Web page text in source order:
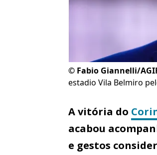
© Fabio Giannelli/
estadio Vila Belmiro
A vitória do
acabou
e gestos